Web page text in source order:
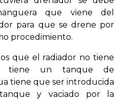
que viene del
para que se drene por
procedimiento.
que el radiador no tiene
tiene un tanque de
tiene que ser introducida
y vaciado por la